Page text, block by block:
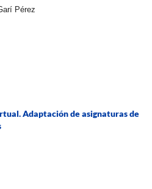
Pérez
Adaptación de asignaturas de